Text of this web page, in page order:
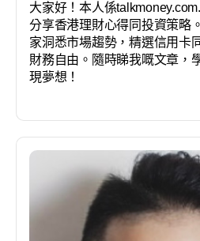
大家好！本人係
分享香港理財心得同投資策略
家洞悉市場趨勢，精選信用卡
財務自由。隨時睇我嘅文章，
現夢想！